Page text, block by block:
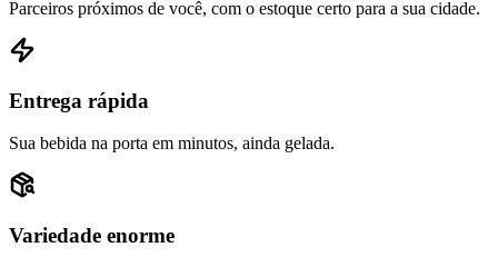
Parceiros próximos de você, com o estoque certo para a sua cidade.
Entrega rápida
Sua bebida na porta em minutos, ainda gelada.
Variedade enorme